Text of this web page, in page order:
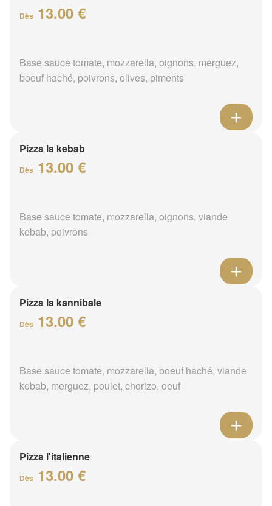
Dès 13.00 €
Base sauce tomate, mozzarella, oignons, merguez,
boeuf haché, poivrons, olives, piments
Pizza la kebab
Dès 13.00 €
Base sauce tomate, mozzarella, oignons, viande
kebab, poivrons
Pizza la kannibale
Dès 13.00 €
Base sauce tomate, mozzarella, boeuf haché, viande
kebab, merguez, poulet, chorizo, oeuf
Pizza l'italienne
Dès 13.00 €